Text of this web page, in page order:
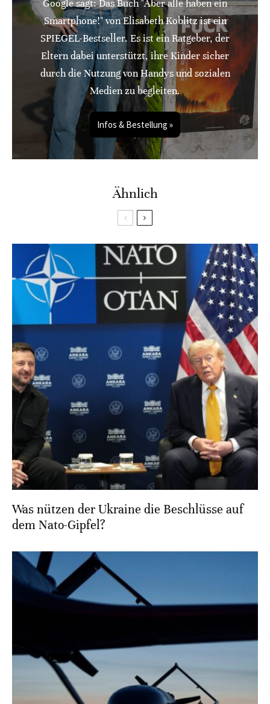
Google sagt: Das Buch "Aber alle haben ein
Smartphone!" von Elisabeth Koblitz ist ein
SPIEGEL-Bestseller. Es ist ein Ratgeber, der
Eltern dabei unterstützt, ihre Kinder sicher
durch die Nutzung von Handys und sozialen
Medien zu begleiten.
Infos & Bestellung »
Ähnlich
Was nützen der Ukraine die Beschlüsse auf
dem Nato-Gipfel?